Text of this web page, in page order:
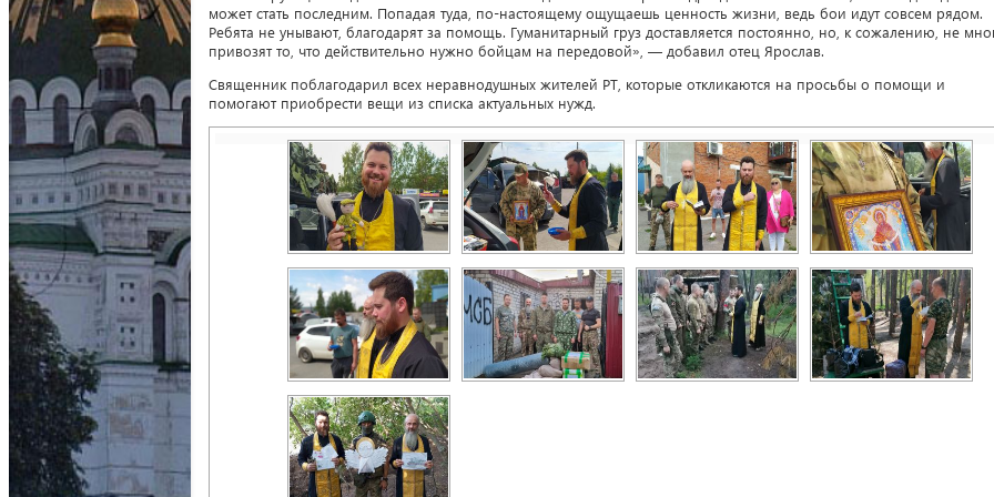
может стать последним. Попадая туда, по-настоящему ощущаешь ценность жизни, ведь бои идут совсем рядом.
Ребята не унывают, благодарят за помощь. Гуманитарный груз доставляется постоянно, но, к сожалению, не
привозят то, что действительно нужно бойцам на передовой», — добавил отец Ярослав.
Священник поблагодарил всех неравнодушных жителей РТ, которые откликаются на просьбы о помощи и
помогают приобрести вещи из списка актуальных нужд.